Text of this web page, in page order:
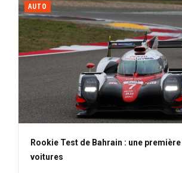
AUTO
Rookie Test de Bahrain : une
voitures